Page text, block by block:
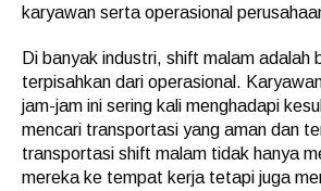
karyawan serta operasional
Di banyak industri, shift malam adalah
terpisahkan dari operasional.
jam-jam ini sering kali menghadapi
mencari transportasi yang aman dan
transportasi shift malam tidak hanya
mereka ke tempat kerja tetapi juga